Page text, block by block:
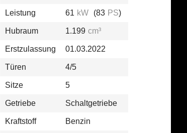
Leistung 61 kW (83 PS)
Hubraum 1.199 cm³
Erstzulassung 01.03.2022
Türen 4/5
Sitze 5
Getriebe Schaltgetriebe
Kraftstoff Benzin